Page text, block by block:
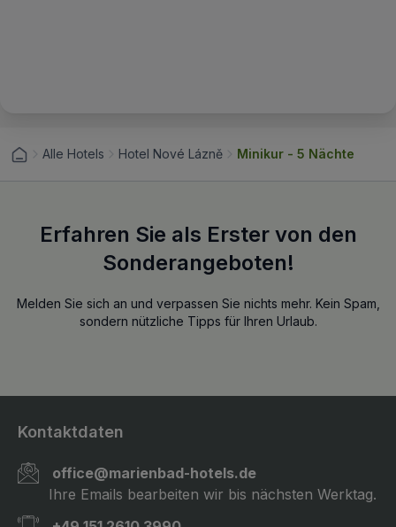
Alle Hotels Hotel Nové Lázně Minikur - 5 Nächte
Erfahren Sie als Erster von den
Sonderangeboten!
Melden Sie sich an und verpassen Sie nichts mehr. Kein Spam,
sondern nützliche Tipps für Ihren Urlaub.
Kontaktdaten
office@marienbad-hotels.de
Ihre Emails bearbeiten wir bis nächsten Werktag.